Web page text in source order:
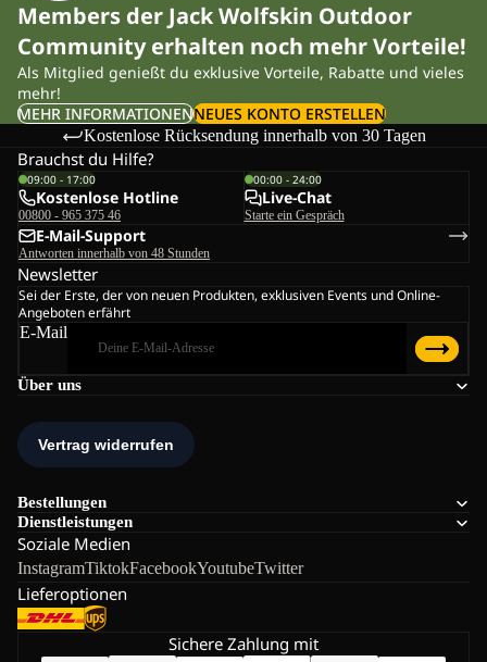
Members der Jack Wolfskin Outdoor
Community erhalten noch mehr Vorteile!
Als Mitglied genießt du exklusive Vorteile, Rabatte und vieles
mehr!
MEHR INFORMATIONENNEUES KONTO ERSTELLEN
Kostenlose Rücksendung innerhalb von 30 Tagen
Über uns
Bestellungen
Dienstleistungen
Soziale Medien
InstagramTiktokFacebookYoutubeTwitter
Lieferoptionen
Brauchst du Hilfe?
09:00 - 17:00
Kostenlose Hotline
00800 - 965 375 46
00:00 - 24:00
Live-Chat
Starte ein Gespräch
E-Mail-Support
Antworten innerhalb von 48 Stunden
Newsletter
Sei der Erste, der von neuen Produkten, exklusiven Events und Online-
Angeboten erfährt
E-Mail
Sichere Zahlung mit